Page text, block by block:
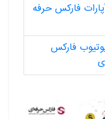
فارکس حرفه
فارکس